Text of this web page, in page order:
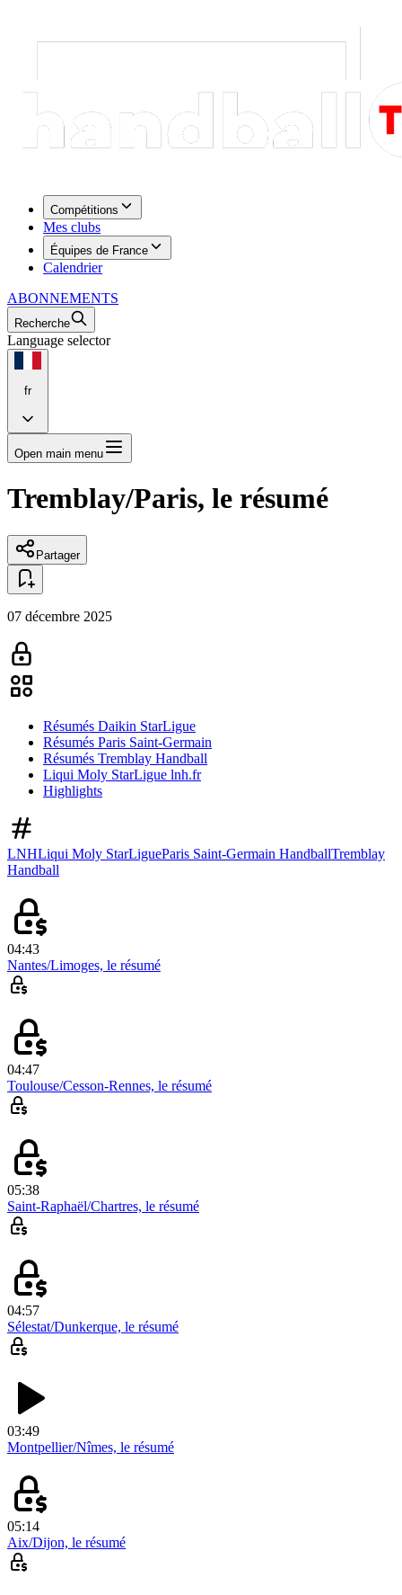
Compétitions
Mes clubs
Équipes de France
Calendrier
ABONNEMENTS
Recherche
Language selector
fr
Open main menu
Tremblay/Paris, le résumé
Partager
07 décembre 2025
Résumés Daikin StarLigue
Résumés Paris Saint-Germain
Résumés Tremblay Handball
Liqui Moly StarLigue lnh.fr
Highlights
LNHLiqui Moly StarLigueParis Saint-Germain HandballTremblay
Handball
04:43
Nantes/Limoges, le résumé
04:47
Toulouse/Cesson-Rennes, le résumé
05:38
Saint-Raphaël/Chartres, le résumé
04:57
Sélestat/Dunkerque, le résumé
03:49
Montpellier/Nîmes, le résumé
05:14
Aix/Dijon, le résumé